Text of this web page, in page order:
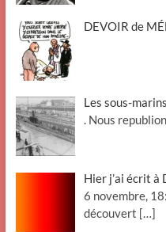
DEVOIR de
Les sous-
. Nous
Hier j’ai écrit à
6 novembre,
découvert […]